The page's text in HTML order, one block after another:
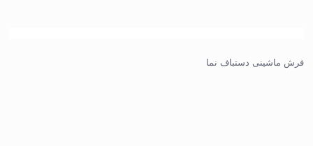
فرش ماشینی دستباف نما